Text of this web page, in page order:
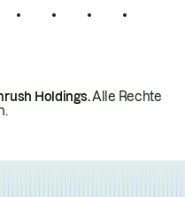
Holdings.Alle Rechte